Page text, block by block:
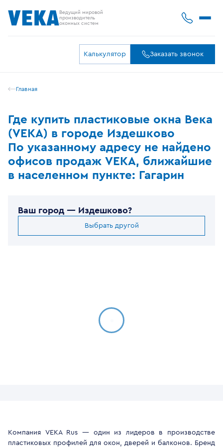
Ведущий мировой
производитель
оконных систем
Калькулятор Заказать звонок
Главная
Где купить пластиковые окна Века
(VEKA) в городе Издешково
По указанному адресу не найдено
офисов продаж VEKA, ближайшие
в населенном пункте: Гагарин
Ваш город — Издешково?
Выбрать другой
Компания VEKA Rus — один из лидеров в производстве
пластиковых профилей для окон, дверей и балконов. Бренд